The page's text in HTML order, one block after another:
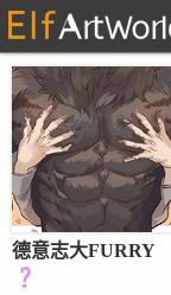
德意志大FURRY